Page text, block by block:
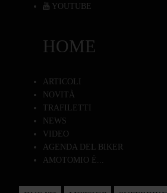
YOUTUBE
HOME
ARTICOLI
NOVITÀ
TRAFILETTI
NEWS
VIDEO
AGENDA DEL BIKER
AMOTOMIO È...